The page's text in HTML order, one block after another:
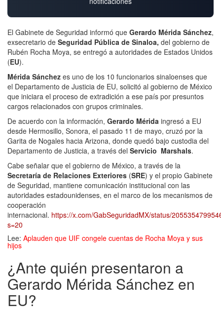
El Gabinete de Seguridad informó que Gerardo Mérida Sánchez,
exsecretario de Seguridad Pública de Sinaloa, del gobierno de
Rubén Rocha Moya, se entregó a autoridades de Estados Unidos
(EU).
Mérida Sánchez es uno de los 10 funcionarios sinaloenses que
el Departamento de Justicia de EU, solicitó al gobierno de México
que iniciara el proceso de extradición a ese país por presuntos
cargos relacionados con grupos criminales.
De acuerdo con la información, Gerardo Mérida ingresó a EU
desde Hermosillo, Sonora, el pasado 11 de mayo, cruzó por la
Garita de Nogales hacia Arizona, donde quedó bajo custodia del
Departamento de Justicia, a través del Servicio Marshals.
Cabe señalar que el gobierno de México, a través de la
Secretaría de Relaciones Exteriores (SRE) y el propio Gabinete
de Seguridad, mantiene comunicación institucional con las
autoridades estadounidenses, en el marco de los mecanismos de
cooperación
internacional. https://x.com/GabSeguridadMX/status/
s=20
Lee: Aplauden que UIF congele cuentas de Rocha Moya y sus
hijos
¿Ante quién presentaron a
Gerardo Mérida Sánchez en
EU?